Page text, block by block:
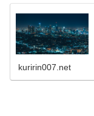
kuririn007.net